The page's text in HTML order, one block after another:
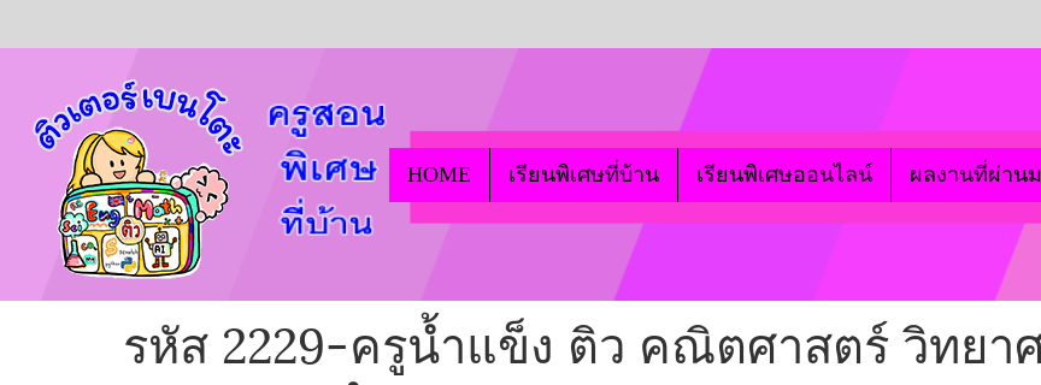
HOME เรียนพิเศษที่บ้าน เรียนพิเศษออนไลน์ ผลงานที่ผ่าน
รหัส 2229-ครูน้ำแข็ง ติว คณิตศาสตร์ วิทยา